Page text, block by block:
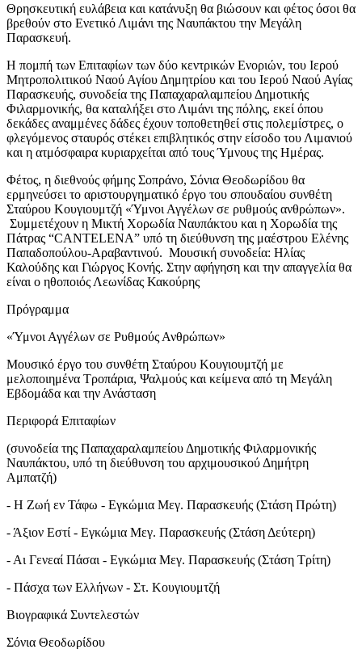
Θρησκευτική ευλάβεια και κατάνυξη θα βιώσουν και φέτος όσοι θα
βρεθούν στο Ενετικό Λιμάνι της Ναυπάκτου την Μεγάλη
Παρασκευή.
Η πομπή των Επιταφίων των δύο κεντρικών Ενοριών, του Ιερού
Μητροπολιτικού Ναού Αγίου Δημητρίου και του Ιερού Ναού Αγίας
Παρασκευής, συνοδεία της Παπαχαραλαμπείου Δημοτικής
Φιλαρμονικής, θα καταλήξει στο Λιμάνι της πόλης, εκεί όπου
δεκάδες αναμμένες δάδες έχουν τοποθετηθεί στις πολεμίστρες, ο
φλεγόμενος σταυρός στέκει επιβλητικός στην είσοδο του Λιμανιού
και η ατμόσφαιρα κυριαρχείται από τους Ύμνους της Ημέρας.
Φέτος, η διεθνούς φήμης Σοπράνο, Σόνια Θεοδωρίδου θα
ερμηνεύσει το αριστουργηματικό έργο του σπουδαίου συνθέτη
Σταύρου Κουγιουμτζή «Ύμνοι Αγγέλων σε ρυθμούς ανθρώπων».
Συμμετέχουν η Μικτή Χορωδία Ναυπάκτου και η Xορωδία της
Πάτρας “CANTELENA” υπό τη διεύθυνση της μαέστρου Ελένης
Παπαδοπούλου-Αραβαντινού. Μουσική συνοδεία: Ηλίας
Καλούδης και Γιώργος Κονής. Στην αφήγηση και την απαγγελία θα
είναι ο ηθοποιός Λεωνίδας Κακούρης
Πρόγραμμα
«Ύμνοι Αγγέλων σε Ρυθμούς Ανθρώπων»
Μουσικό έργο του συνθέτη Σταύρου Κουγιουμτζή με
μελοποιημένα Τροπάρια, Ψαλμούς και κείμενα από τη Μεγάλη
Εβδομάδα και την Ανάσταση
Περιφορά Επιταφίων
(συνοδεία της Παπαχαραλαμπείου Δημοτικής Φιλαρμονικής
Ναυπάκτου, υπό τη διεύθυνση του αρχιμουσικού Δημήτρη
Αμπατζή)
- Η Ζωή εν Τάφω - Εγκώμια Μεγ. Παρασκευής (Στάση Πρώτη)
- Άξιον Εστί - Εγκώμια Μεγ. Παρασκευής (Στάση Δεύτερη)
- Αι Γενεαί Πάσαι - Εγκώμια Μεγ. Παρασκευής (Στάση Τρίτη)
- Πάσχα των Ελλήνων - Στ. Κουγιουμτζή
Βιογραφικά Συντελεστών
Σόνια Θεοδωρίδου